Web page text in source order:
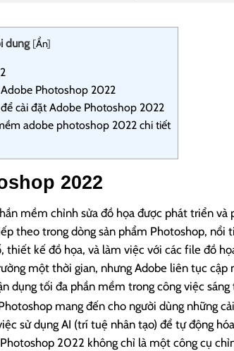
dung [Ẩn]
Photoshop 2022
cài đặt Adobe Photoshop 2022
adobe photoshop 2022 chi tiết
2022
mềm chỉnh sửa đồ họa được phát triển và
theo trong dòng sản phẩm Photoshop, nổi
thiết kế đồ họa, và làm việc với các file đồ
một thời gian, nhưng Adobe liên tục cập
dụng tối đa phần mềm trong công việc sáng
mang đến cho người dùng những
sử dụng AI (trí tuệ nhân tạo) để tự động
2022 không chỉ là một công cụ